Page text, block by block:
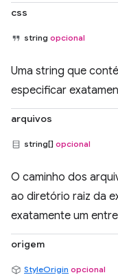
css
string opcional
Uma string que
especificar
arquivos
string[] opcional
O caminho dos
ao diretório raiz da
exatamente um entre
origem
StyleOrigin opcional